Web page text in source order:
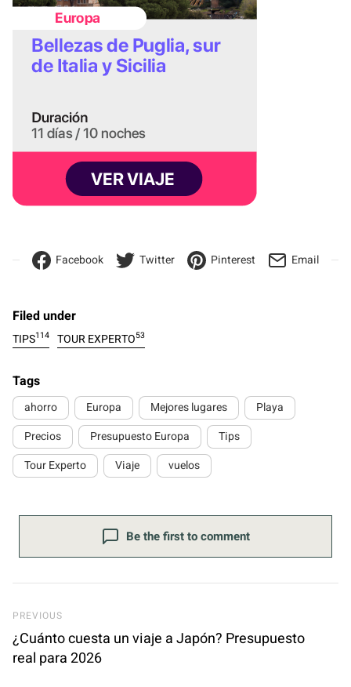
Facebook Twitter Pinterest Email
Filed under
TIPS114 TOUR EXPERTO53
Tags
ahorro Europa Mejores lugares
Playa
Precios
Presupuesto Europa
Tips
Tour Experto
Viaje vuelos
Be the first to comment
Previous Post
PREVIOUS
¿Cuánto cuesta un viaje a Japón? Presupuesto
real para 2026